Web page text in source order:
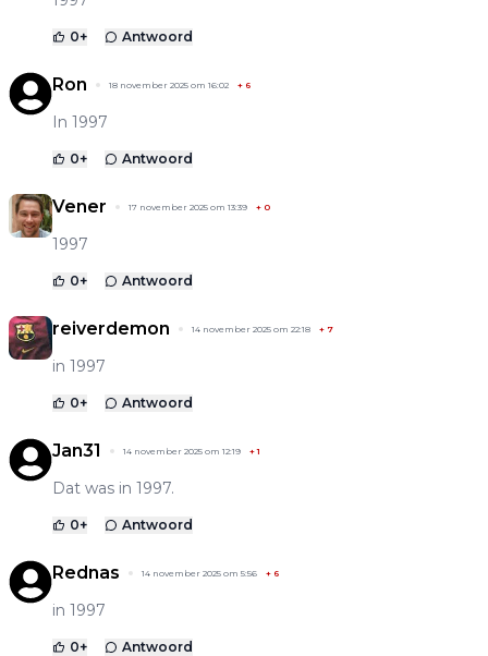
0+ Antwoord
Ron 18 november 2025 om 16:02 + 6
In 1997
0+ Antwoord
Vener 17 november 2025 om 13:39 + 0
1997
0+ Antwoord
reiverdemon 14 november 2025 om 22:18 + 7
in 1997
0+ Antwoord
Jan31 14 november 2025 om 12:19 +1
Dat was in 1997.
0+ Antwoord
Rednas 14 november 2025 om 5:56 + 6
in 1997
0+ Antwoord